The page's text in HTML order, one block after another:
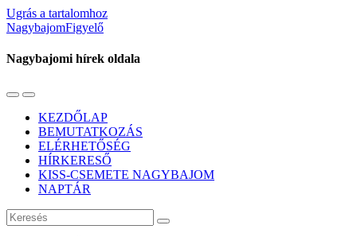
Ugrás a tartalomhoz
NagybajomFigyelő
Nagybajomi hírek oldala
Váltás
mobil
menüre
Használja
keresés
mezőt
KEZDŐLAP
BEMUTATKOZÁS
ELÉRHETŐSÉG
HÍRKERESŐ
KISS-CSEMETE NAGYBAJOM
NAPTÁR
Keresés